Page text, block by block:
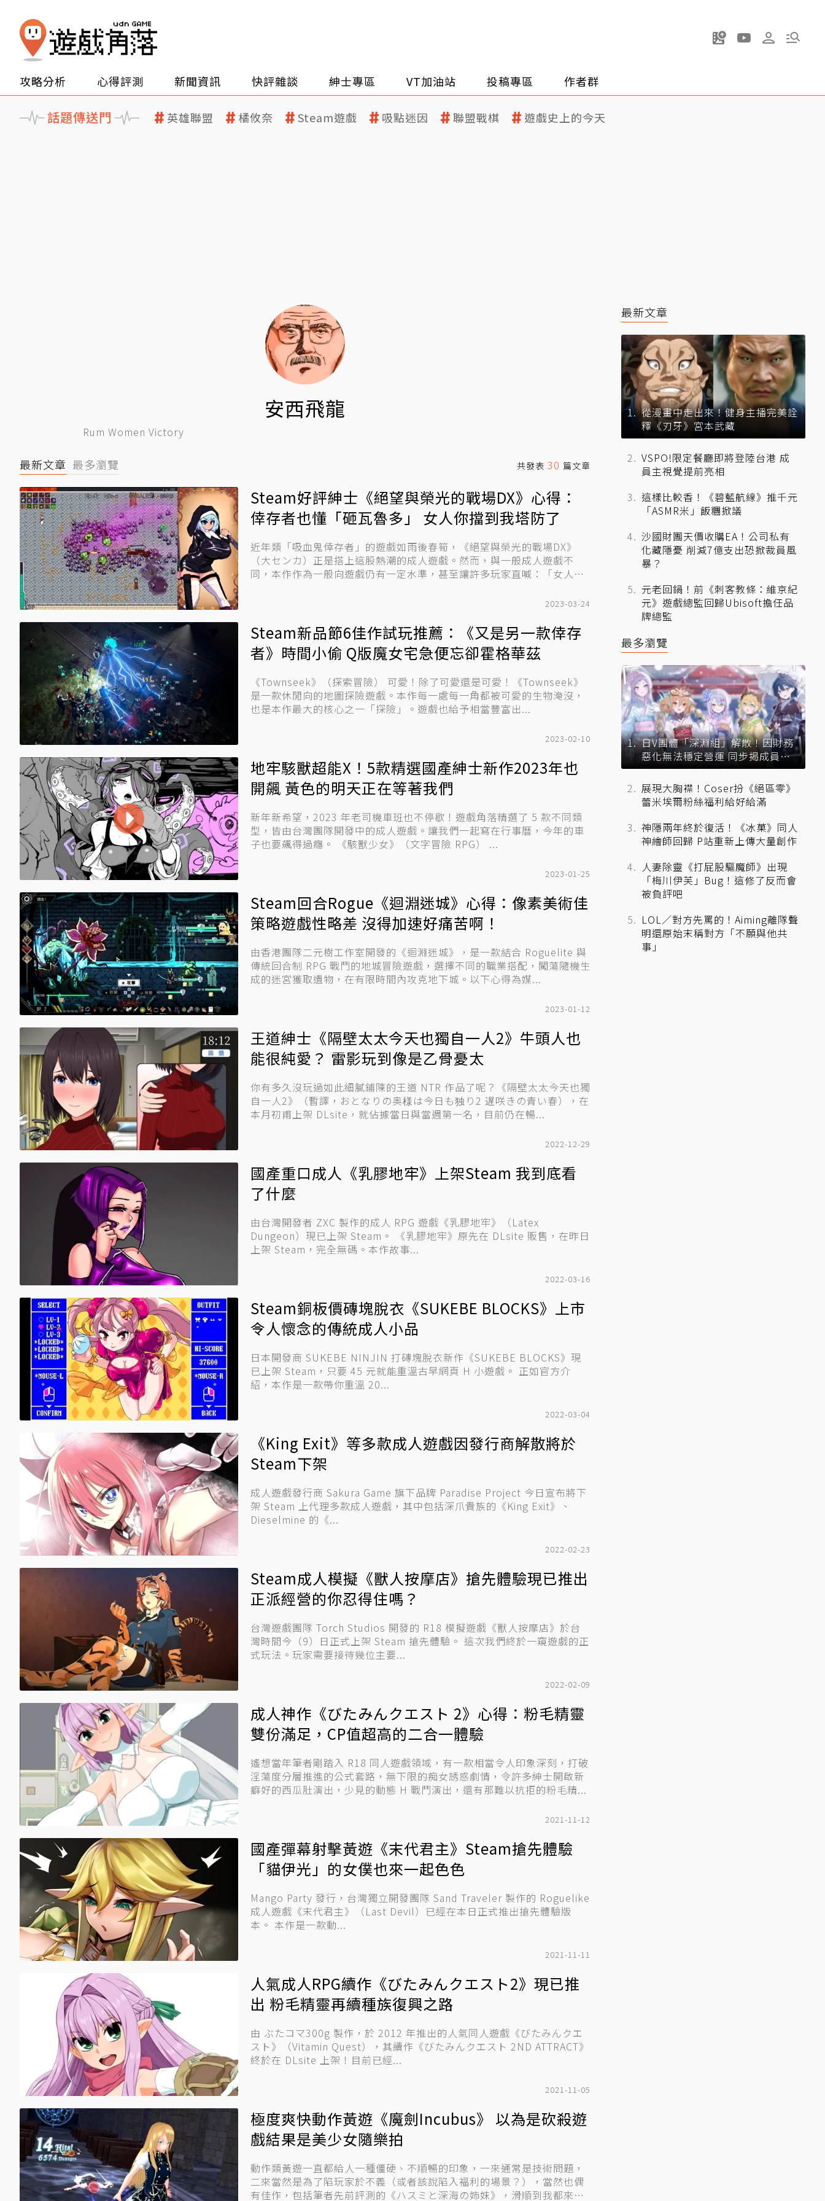
攻略分析 心得評測 新聞資訊 快評雜談 紳士專區 VT加油站 投稿專區 作者群
話題傳送門 英雄聯盟 橘攸奈 Steam遊戲 吸點迷因 聯盟戰棋 遊戲史上的今天
安西飛龍
Rum Women Victory
共發表 30 篇文章
最新文章 最多瀏覽
Steam好評紳士《絕望與榮光的戰場DX》心得：
倖存者也懂「砸瓦魯多」 女人你擋到我塔防了
近年類「吸血鬼倖存者」的遊戲如雨後春筍，《絕望與榮光的戰場DX》
（大センカ）正是搭上這股熱潮的成人遊戲。然而，與一般成人遊戲不
同，本作作為一般向遊戲仍有一定水準，甚至讓許多玩家直喊：「女人，
2023-03-24
Steam新品節6佳作試玩推薦：《又是另一款倖存
者》時間小偷 Q版魔女宅急便忘卻霍格華茲
《Townseek》（探索冒險） 可愛！除了可愛還是可愛！《Townseek》
是一款休閒向的地圖探險遊戲。本作每一處每一角都被可愛的生物淹沒，
也是本作最大的核心之一「探險」。遊戲也給予相當豐富出...
2023-02-10
地牢駭獸超能X！5款精選國產紳士新作2023年也
開飆 黃色的明天正在等著我們
新年新希望，2023 年老司機車班也不停歇！遊戲角落精選了 5 款不同類
型，皆由台灣團隊開發中的成人遊戲。讓我們一起寫在行事曆，今年的車
子也要飆得過癮。 《駭獸少女》（文字冒險 RPG） ...
2023-01-25
Steam回合Rogue《迴淵迷城》心得：像素美術佳
策略遊戲性略差 沒得加速好痛苦啊！
由香港團隊二元樹工作室開發的《迴淵迷城》，是一款結合 Roguelite 與
傳統回合制 RPG 戰鬥的地城冒險遊戲，選擇不同的職業搭配，闖蕩隨機生
成的迷宮獲取遺物，在有限時間內攻克地下城。以下心得為媒...
2023-01-12
王道紳士《隔壁太太今天也獨自一人2》牛頭人也
能很純愛？ 雷影玩到像是乙骨憂太
你有多久沒玩過如此細膩鋪陳的王道 NTR 作品了呢？《隔壁太太今天也獨
自一人2》（暫譯，おとなりの奥様は今日も独り2 遅咲きの青い春），在
本月初甫上架 DLsite，就佔據當日與當週第一名，目前仍在暢...
2022-12-29
國產重口成人《乳膠地牢》上架Steam 我到底看
了什麼
由台灣開發者 ZXC 製作的成人 RPG 遊戲《乳膠地牢》（Latex
Dungeon）現已上架 Steam。 《乳膠地牢》原先在 DLsite 販售，在昨日
上架 Steam，完全無碼。本作故事...
2022-03-16
Steam銅板價磚塊脫衣《SUKEBE BLOCKS》上市
令人懷念的傳統成人小品
日本開發商 SUKEBE NINJIN 打磚塊脫衣新作《SUKEBE BLOCKS》現
已上架 Steam，只要 45 元就能重溫古早網頁 H 小遊戲。 正如官方介
紹，本作是一款帶你重溫 20...
2022-03-04
《King Exit》等多款成人遊戲因發行商解散將於
Steam下架
成人遊戲發行商 Sakura Game 旗下品牌 Paradise Project 今日宣布將下
架 Steam 上代理多款成人遊戲，其中包括深爪貴族的《King Exit》、
Dieselmine 的《...
2022-02-23
Steam成人模擬《獸人按摩店》搶先體驗現已推出
正派經營的你忍得住嗎？
台灣遊戲團隊 Torch Studios 開發的 R18 模擬遊戲《獸人按摩店》於台
灣時間今（9）日正式上架 Steam 搶先體驗。 這次我們終於一窺遊戲的正
式玩法。玩家需要接待幾位主要...
2022-02-09
成人神作《びたみんクエスト 2》心得：粉毛精靈
雙份滿足，CP值超高的二合一體驗
遙想當年筆者剛踏入 R18 同人遊戲領域，有一款相當令人印象深刻，打破
淫蕩度分層推進的公式套路，無下限的痴女誘惑劇情，令許多紳士開啟新
癖好的西瓜肚演出，少見的動態 H 戰鬥演出，還有那難以抗拒的粉毛精...
2021-11-12
國產彈幕射擊黃遊《末代君主》Steam搶先體驗
「貓伊光」的女僕也來一起色色
Mango Party 發行，台灣獨立開發團隊 Sand Traveler 製作的 Roguelike
成人遊戲《末代君主》（Last Devil）已經在本日正式推出搶先體驗版
本。 本作是一款動...
2021-11-11
人氣成人RPG續作《びたみんクエスト2》現已推
出 粉毛精靈再續種族復興之路
由 ぶたコマ300g 製作，於 2012 年推出的人氣同人遊戲《びたみんクエ
スト》（Vitamin Quest），其續作《びたみんクエスト 2ND ATTRACT》
終於在 DLsite 上架！目前已經...
2021-11-05
極度爽快動作黃遊《魔劍Incubus》 以為是砍殺遊
戲結果是美少女隨樂拍
動作類黃遊一直都給人一種僵硬、不順暢的印象，一來通常是技術問題，
二來當然是為了陷玩家於不義（或者該說陷入褔利的場景？），當然也偶
有佳作，包括筆者先前評測的《ハスミと深海の姉妹》，滑順到我都來不
最新文章
從漫畫中走出來！健身主播完美詮
釋《刃牙》宮本武藏
VSPO!限定餐廳即將登陸台港 成
員主視覺提前亮相
這樣比較香！《碧藍航線》推千元
「ASMR米」飯糰掀議
沙國財團天價收購EA！公司私有
化藏隱憂 削減7億支出恐掀裁員風
暴？
元老回鍋！前《刺客教條：維京紀
元》遊戲總監回歸Ubisoft擔任品
牌總監
最多瀏覽
日V團體「深淵組」解散！因財務
惡化無法穩定營運 同步揭成員未
來去向
展現大胸襟！Coser扮《絕區零》
蕾米埃爾粉絲福利給好給滿
神隱兩年終於復活！《冰菓》同人
神繪師回歸 P站重新上傳大量創作
人妻除靈《打屁股驅魔師》出現
「梅川伊芙」Bug！這修了反而會
被負評吧
LOL／對方先罵的！Aiming離隊聲
明還原始末稱對方「不願與他共
事」